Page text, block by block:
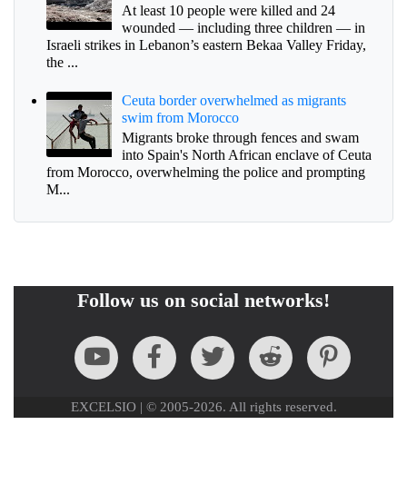
At least 10 people were killed and 24
wounded — including three children — in
Israeli strikes in Lebanon’s eastern Bekaa Valley Friday,
the ...
Ceuta border overwhelmed as migrants
swim from Morocco
Migrants broke through fences and swam
into Spain's North African enclave of Ceuta
from Morocco, overwhelming the police and prompting
M...
Follow us on social networks!
EXCELSIO | © 2005-2026. All rights reserved.